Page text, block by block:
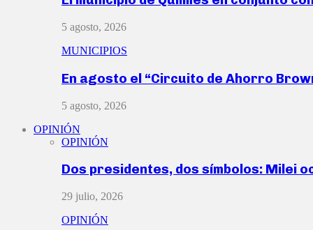
5 agosto, 2026
MUNICIPIOS
En agosto el “Circuito de Ahorro
5 agosto, 2026
OPINIÓN
OPINIÓN
Dos presidentes, dos símbolos: Milei
29 julio, 2026
OPINIÓN